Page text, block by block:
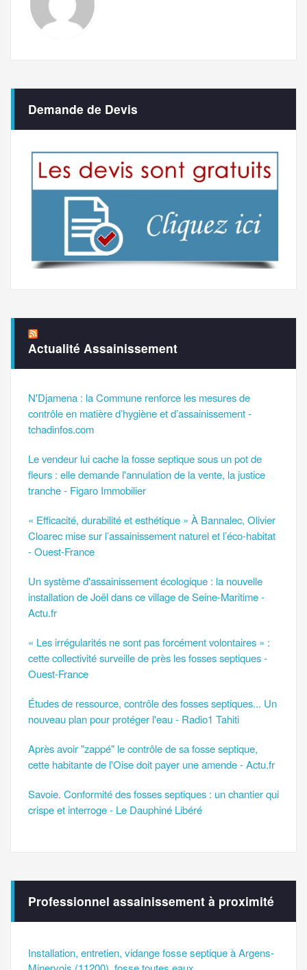
Demande de Devis
Actualité Assainissement
N'Djamena : la Commune renforce les mesures de
contrôle en matière d’hygiène et d’assainissement -
tchadinfos.com
Le vendeur lui cache la fosse septique sous un pot de
fleurs : elle demande l'annulation de la vente, la justice
tranche - Figaro Immobilier
« Efficacité, durabilité et esthétique » À Bannalec, Olivier
Cloarec mise sur l’assainissement naturel et l’éco-habitat
- Ouest-France
Un système d'assainissement écologique : la nouvelle
installation de Joël dans ce village de Seine-Maritime -
Actu.fr
« Les irrégularités ne sont pas forcément volontaires » :
cette collectivité surveille de près les fosses septiques -
Ouest-France
Études de ressource, contrôle des fosses septiques... Un
nouveau plan pour protéger l'eau - Radio1 Tahiti
Après avoir "zappé" le contrôle de sa fosse septique,
cette habitante de l'Oise doit payer une amende - Actu.fr
Savoie. Conformité des fosses septiques : un chantier qui
crispe et interroge - Le Dauphiné Libéré
Professionnel assainissement à proximité
Installation, entretien, vidange fosse septique à Argens-